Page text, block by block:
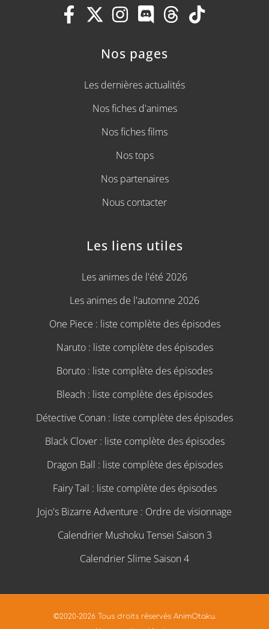
Nos pages
Les dernières actualités
Nos fiches d'animes
Nos fiches films
Nos tops
Nos partenaires
Nous contacter
Les liens utiles
Les animes de l'été 2026
Les animes de l'automne 2026
One Piece : liste complète des épisodes
Naruto : liste complète des épisodes
Boruto : liste complète des épisodes
Bleach : liste complète des épisodes
Détective Conan : liste complète des épisodes
Black Clover : liste complète des épisodes
Dragon Ball : liste complète des épisodes
Fairy Tail : liste complète des épisodes
Jojo's Bizarre Adventure : Ordre de visionnage
Calendrier Mushoku Tensei Saison 3
Calendrier Slime Saison 4
©2020-2026 Tous droits réservés AnimOtaku.